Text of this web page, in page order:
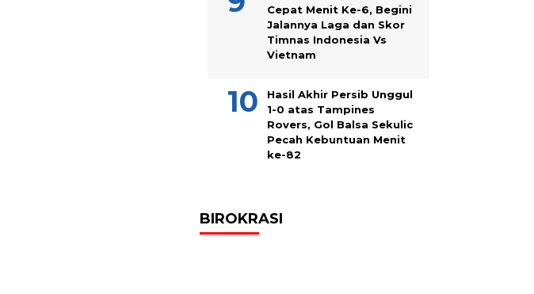
Cepat Menit Ke-6, Begini
Jalannya Laga dan Skor
Timnas Indonesia Vs
Vietnam
Hasil Akhir Persib Unggul
1-0 atas Tampines
Rovers, Gol Balsa Sekulic
Pecah Kebuntuan Menit
ke-82
BIROKRASI